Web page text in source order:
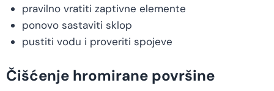
pravilno vratiti zaptivne elemente
ponovo sastaviti sklop
pustiti vodu i proveriti spojeve
Čišćenje hromirane površine